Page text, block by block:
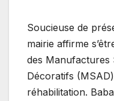
Soucieuse de
mairie affirme
des Manufactures
Décoratifs
réhabilitation.